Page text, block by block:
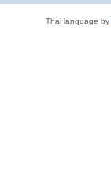
Thai language by